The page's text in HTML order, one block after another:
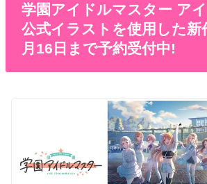
学園アイドルマスター ア
公式イラストを使用した新
月16日まで予約受付中!